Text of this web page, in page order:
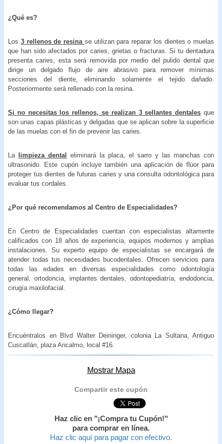
¿Qué es?
Los 3 rellenos de resina se utilizan para reparar los dientes o muelas
que han sido afectados por caries, grietas o fracturas. Si tu dentadura
presenta caries, esta será removida por medio del pulido dental que
dirige un delgado flujo de aire abrasivo para remover mínimas
secciones del diente, eliminando solamente el tejido dañado.
Posteriormente será rellenado con la resina.
Si no necesitas los rellenos, se realizan 3 sellantes dentales que
son unas capas plásticas y delgadas que se aplican sobre la superficie
de las muelas con el fin de prevenir las caries.
La limpieza dental
eliminará la placa, el sarro y las manchas con
ultrasonido. Este cupón incluye también una aplicación de flúor para
proteger tus dientes de futuras caries y una consulta odontológica para
evaluar tus cordales.
¿Por qué recomendamos al Centro de Especialidades?
En Centro de Especialidades cuentan con especialistas altamente
calificados con 18 años de experiencia, equipos modernos y amplias
instalaciones. Su experto equipo de especialistas se encargará de
atender todas tus necesidades bucodentales. Ofrecen servicios para
todas las edades en diversas especialidades como odontología
general, ortodoncia, implantes dentales, odontopediatría, endodoncia,
cirugía maxilofacial.
¿Cómo llegar?
Encuéntralos en Blvd Walter Deininger, colonia La Sultana, Antiguo
Cuscatlán, plaza Ancalmo, local #16.
Mostrar Mapa
Compartir este cupón
Haz clic en "¡Compra tu Cupón!"
para comprar en línea.
Haz clic aquí para pagar con efectivo.